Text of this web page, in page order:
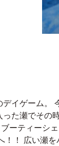
イゲーム。
た瀬でその
ーティーシ
！ 広い瀬